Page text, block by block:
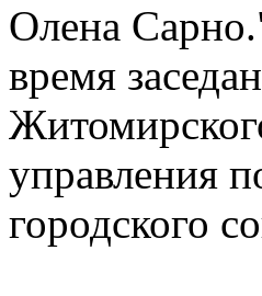
Олена
время
управления
городского